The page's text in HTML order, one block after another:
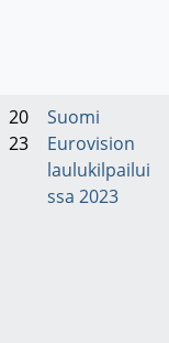
20
23
Suomi
Eurovision
laulukilpailui
ssa 2023